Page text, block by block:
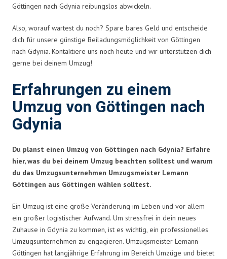
Göttingen nach Gdynia reibungslos abwickeln.
Also, worauf wartest du noch? Spare bares Geld und entscheide
dich für unsere günstige Beiladungsmöglichkeit von Göttingen
nach Gdynia. Kontaktiere uns noch heute und wir unterstützen dich
gerne bei deinem Umzug!
Erfahrungen zu einem
Umzug von Göttingen nach
Gdynia
Du planst einen Umzug von Göttingen nach Gdynia? Erfahre
hier, was du bei deinem Umzug beachten solltest und warum
du das Umzugsunternehmen Umzugsmeister Lemann
Göttingen aus Göttingen wählen solltest.
Ein Umzug ist eine große Veränderung im Leben und vor allem
ein großer logistischer Aufwand. Um stressfrei in dein neues
Zuhause in Gdynia zu kommen, ist es wichtig, ein professionelles
Umzugsunternehmen zu engagieren. Umzugsmeister Lemann
Göttingen hat langjährige Erfahrung im Bereich Umzüge und bietet